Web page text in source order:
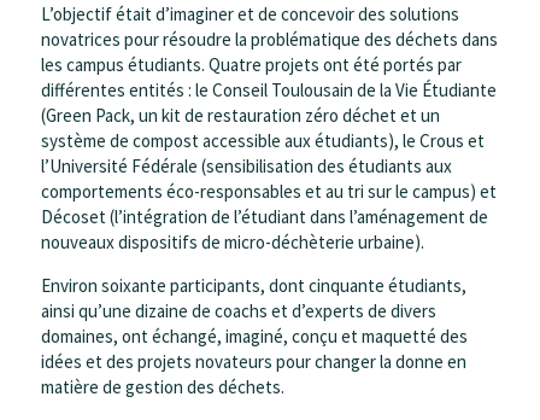
L’objectif était d’imaginer et de concevoir des solutions
novatrices pour résoudre la problématique des déchets dans
les campus étudiants. Quatre projets ont été portés par
différentes entités : le Conseil Toulousain de la Vie Étudiante
(Green Pack, un kit de restauration zéro déchet et un
système de compost accessible aux étudiants), le Crous et
l’Université Fédérale (sensibilisation des étudiants aux
comportements éco-responsables et au tri sur le campus) et
Décoset (l’intégration de l’étudiant dans l’aménagement de
nouveaux dispositifs de micro-déchèterie urbaine).
Environ soixante participants, dont cinquante étudiants,
ainsi qu’une dizaine de coachs et d’experts de divers
domaines, ont échangé, imaginé, conçu et maquetté des
idées et des projets novateurs pour changer la donne en
matière de gestion des déchets.